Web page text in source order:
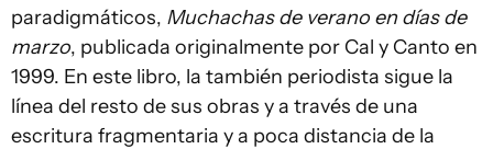
paradigmáticos, Muchachas de verano en días de
marzo, publicada originalmente por Cal y Canto en
1999. En este libro, la también periodista sigue la
línea del resto de sus obras y a través de una
escritura fragmentaria y a poca distancia de la